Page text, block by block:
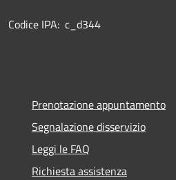
Codice IPA: c_d344
Prenotazione appuntamento
Segnalazione disservizio
Leggi le FAQ
Richiesta assistenza